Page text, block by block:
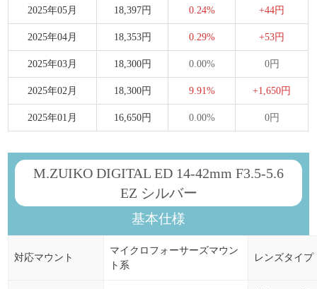
2025年05月 18,397円 0.24% +44円
2025年04月 18,353円 0.29% +53円
2025年03月 18,300円 0.00% 0円
2025年02月 18,300円 9.91% +1,650円
2025年01月 16,650円 0.00% 0円
M.ZUIKO DIGITAL ED 14-42mm F3.5-5.6
EZ シルバー
基本仕様
対応マウント
マイクロフォーサーズマウン
ト系
レンズタイプ